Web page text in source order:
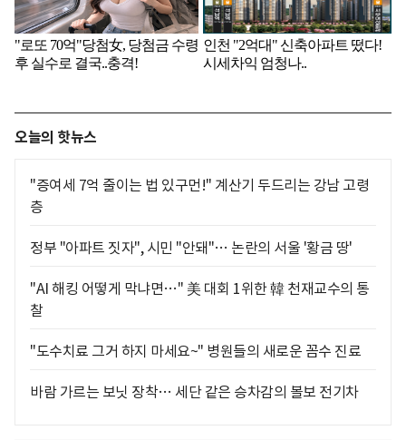
오늘의 핫뉴스
"증여세 7억 줄이는 법 있구먼!" 계산기 두드리는 강남 고령
층
정부 "아파트 짓자", 시민 "안돼"… 논란의 서울 '황금 땅'
"AI 해킹 어떻게 막냐면…" 美 대회 1위한 韓 천재교수의 통
찰
"도수치료 그거 하지 마세요~" 병원들의 새로운 꼼수 진료
바람 가르는 보닛 장착… 세단 같은 승차감의 볼보 전기차